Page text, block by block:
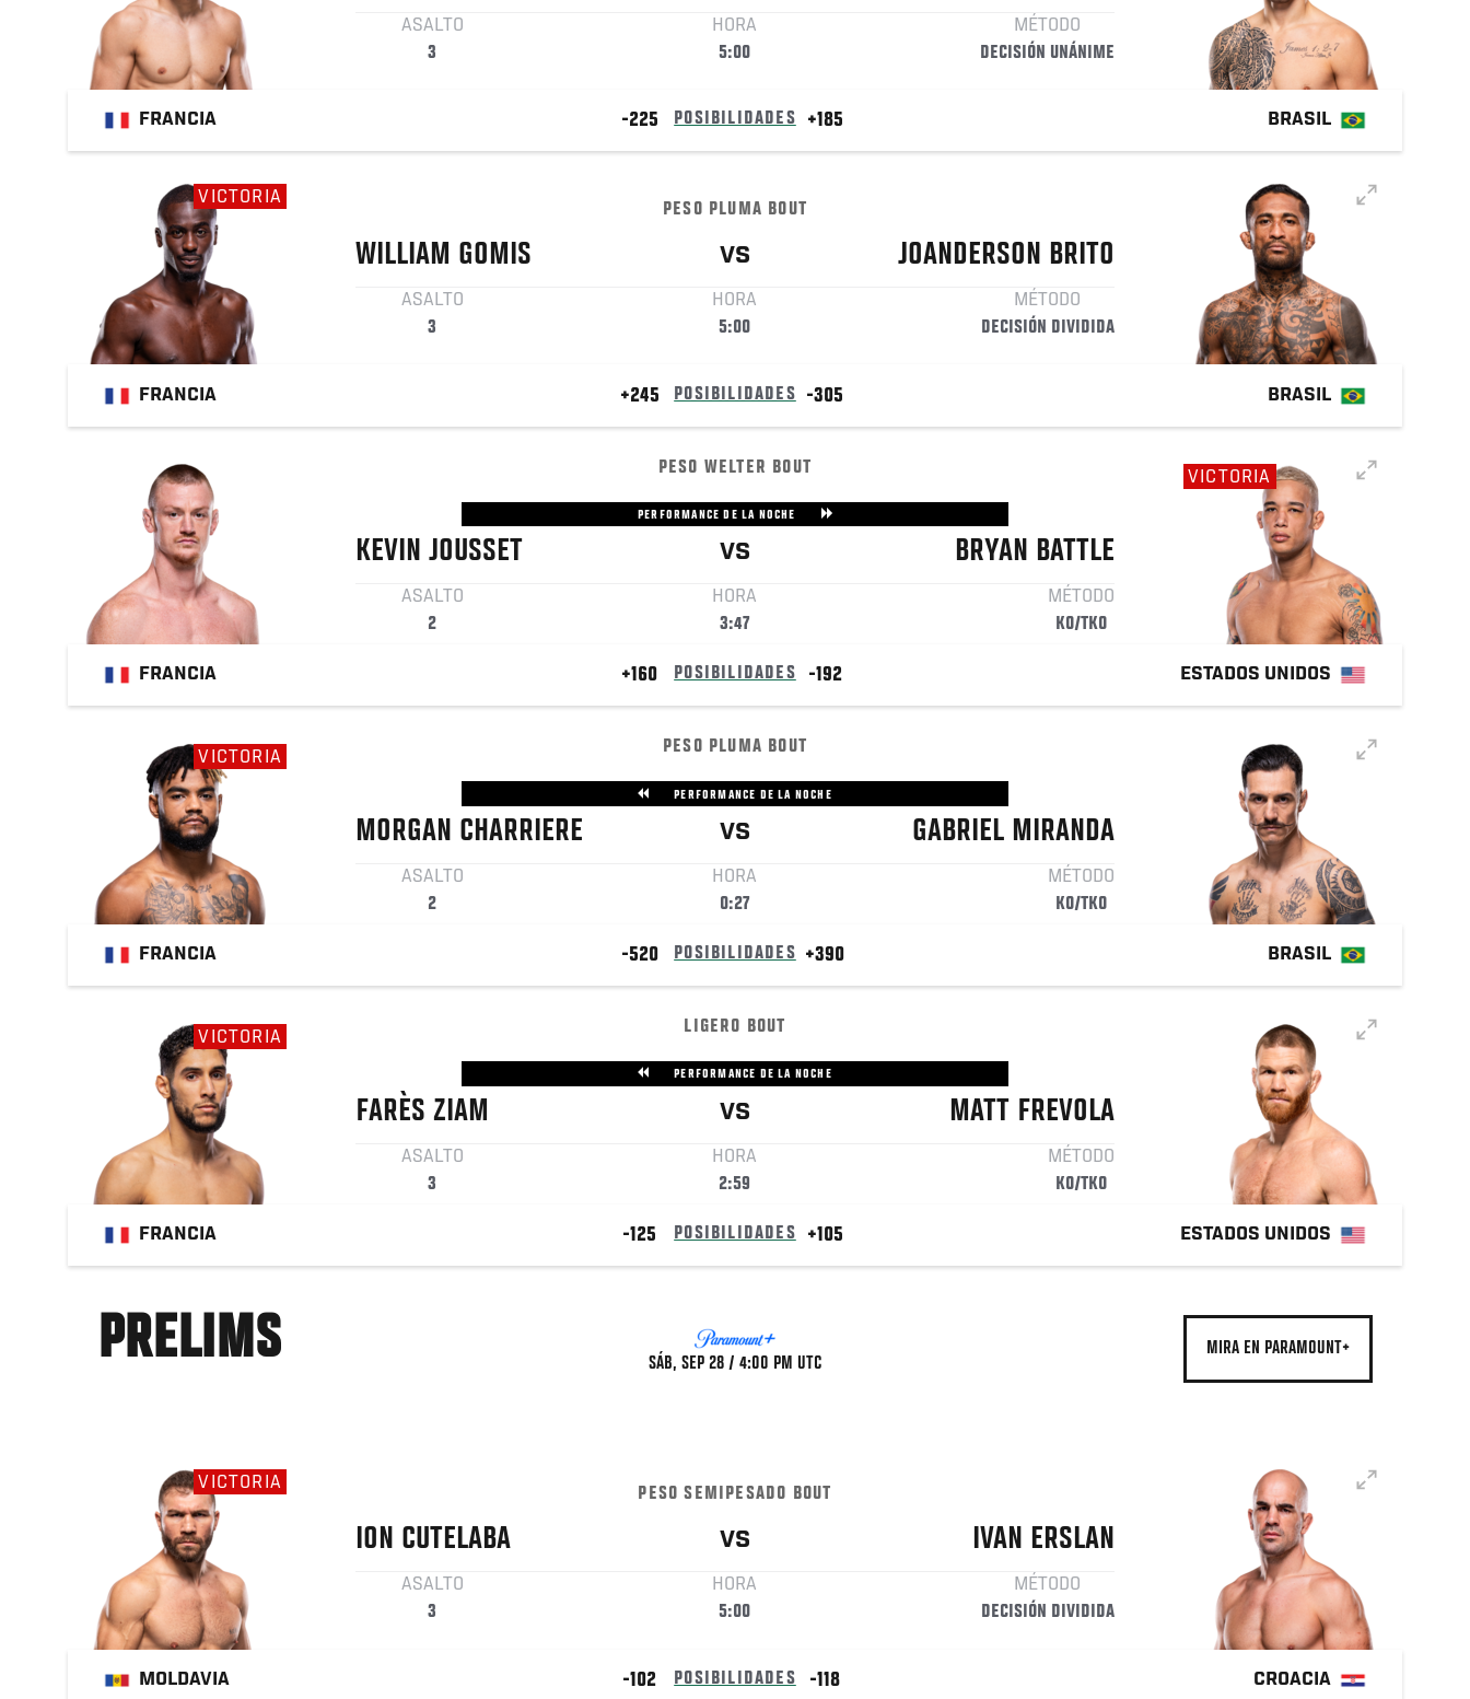
ASALTO
3
HORA
5:00
MÉTODO
DECISIÓN UNÁNIME
FRANCIA -225 POSIBILIDADES +185 BRASIL
VICTORIA
PESO PLUMA BOUT
WILLIAM GOMIS VS JOANDERSON BRITO
ASALTO
3
HORA
5:00
MÉTODO
DECISIÓN DIVIDIDA
FRANCIA +245 POSIBILIDADES -305 BRASIL
PESO WELTER BOUT
PERFORMANCE DE LA NOCHE
KEVIN JOUSSET VS BRYAN BATTLE
ASALTO
2
HORA
3:47
MÉTODO
KO/TKO
VICTORIA
FRANCIA +160 POSIBILIDADES -192 ESTADOS UNIDOS
VICTORIA
PESO PLUMA BOUT
PERFORMANCE DE LA NOCHE
MORGAN CHARRIERE VS GABRIEL MIRANDA
ASALTO
2
HORA
0:27
MÉTODO
KO/TKO
FRANCIA -520 POSIBILIDADES +390 BRASIL
VICTORIA
LIGERO BOUT
PERFORMANCE DE LA NOCHE
FARÈS ZIAM VS MATT FREVOLA
ASALTO
3
HORA
2:59
MÉTODO
KO/TKO
FRANCIA -125 POSIBILIDADES +105 ESTADOS UNIDOS
PRELIMS SÁB, SEP 28 / 4:00 PM UTC
MIRA EN PARAMOUNT+
VICTORIA
PESO SEMIPESADO BOUT
ION CUTELABA VS IVAN ERSLAN
ASALTO
3
HORA
5:00
MÉTODO
DECISIÓN DIVIDIDA
MOLDAVIA -102 POSIBILIDADES -118 CROACIA